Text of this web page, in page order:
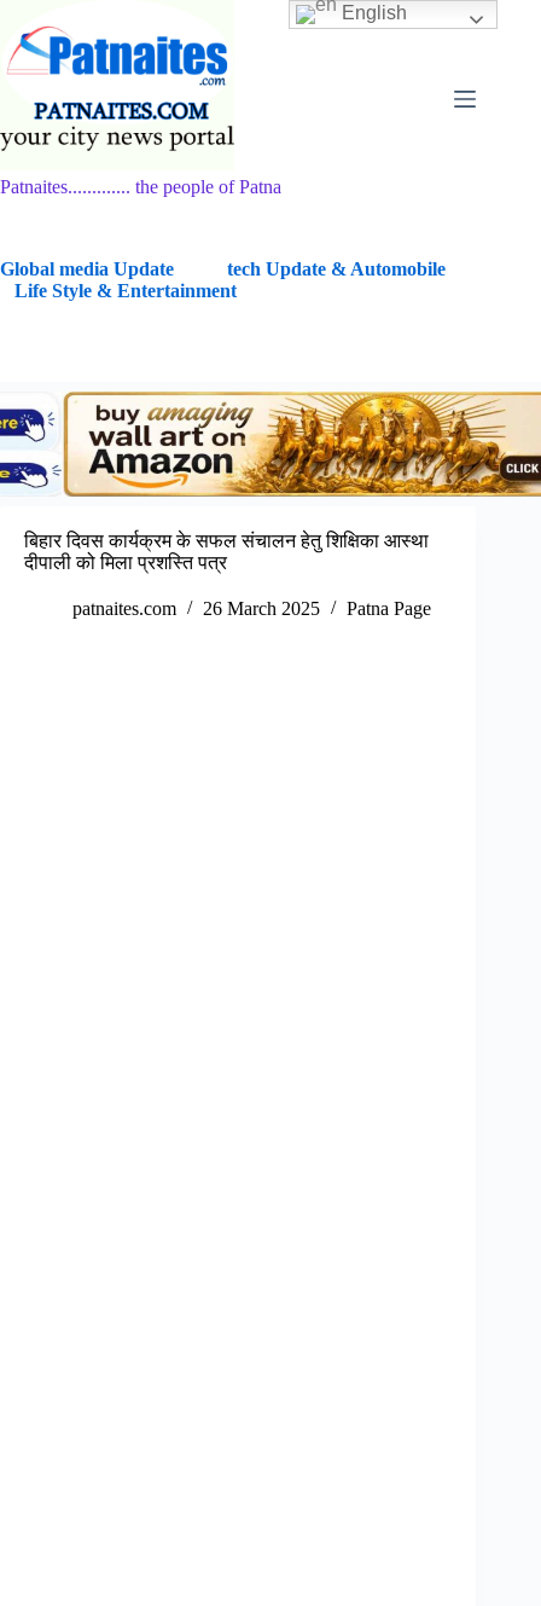
content
Patnaites............. the people of Patna
Global media Update
tech Update & Automobile
Life Style & Entertainment
बिहार दिवस कार्यक्रम के सफल संचालन हेतु शिक्षिका आस्था
दीपाली को मिला प्रशस्ति पत्र
patnaites.com 26 March 2025 Patna Page
English